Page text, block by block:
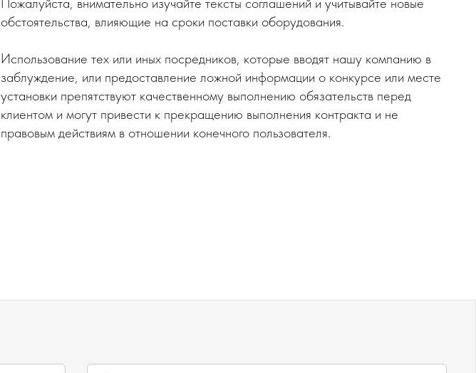
обстоятельства, влияющие на сроки поставки оборудования.
Использование тех или иных посредников, которые вводят нашу компанию в
заблуждение, или предоставление ложной информации о конкурсе или месте
установки препятствуют качественному выполнению обязательств перед
клиентом и могут привести к прекращению выполнения контракта и не
правовым действиям в отношении конечного пользователя.